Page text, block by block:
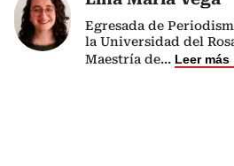
Egresada de
la Universidad del
Maestría de... Leer más